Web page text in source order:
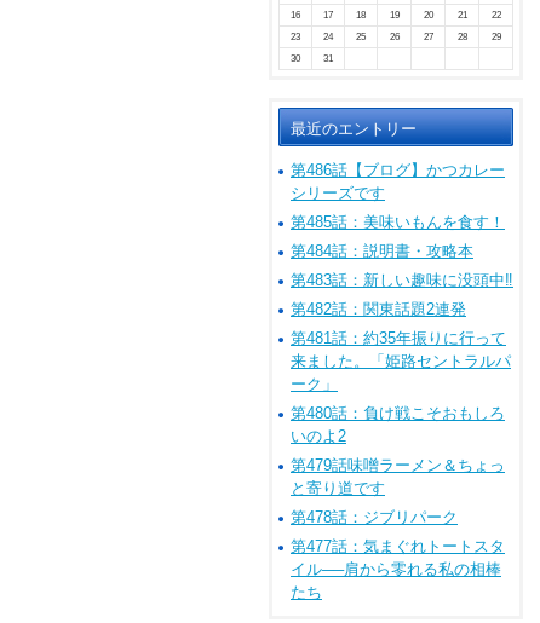
16
17 18 19 20 21
22
23
24 25 26 27 28
29
30
31
最近のエントリー
第486話【ブログ】かつカレー
シリーズです
第485話：美味いもんを食す！
第484話：説明書・攻略本
第483話：新しい趣味に没頭中‼
第482話：関東話題2連発
第481話：約35年振りに行って
来ました。「姫路セントラルパ
ーク」
第480話：負け戦こそおもしろ
いのよ2
第479話味噌ラーメン＆ちょっ
と寄り道です
第478話：ジブリパーク
第477話：気まぐれトートスタ
イル──肩から零れる私の相棒
たち